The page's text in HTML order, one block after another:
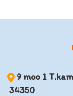
9 moo 1
34350